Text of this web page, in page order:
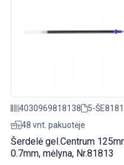
4030969818138
5-
48 vnt. pakuotėje
Šerdelė gel.Centrum
0.7mm, mėlyna, Nr.81813